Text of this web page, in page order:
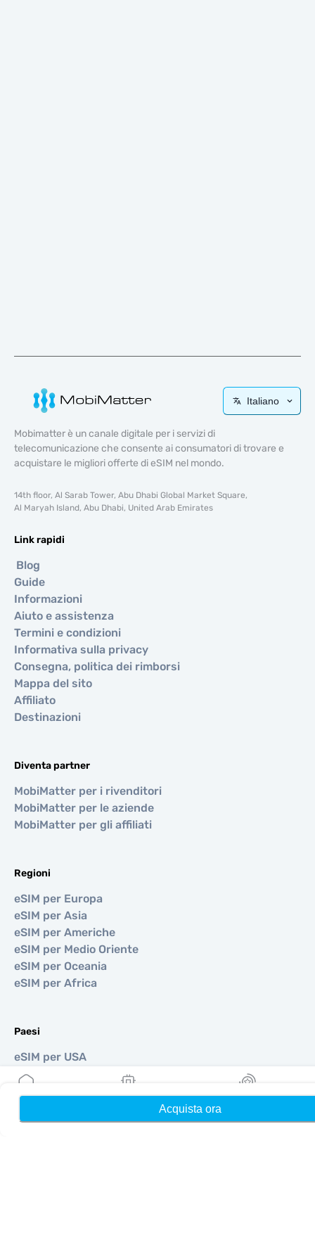
Acquista ora
Italiano
Mobimatter è un canale digitale per i servizi di
telecomunicazione che consente ai consumatori di trovare e
acquistare le migliori offerte di eSIM nel mondo.
14th floor, Al Sarab Tower, Abu Dhabi Global Market Square,
Al Maryah Island, Abu Dhabi, United Arab Emirates
Link rapidi
Blog
Guide
Informazioni
Aiuto e assistenza
Termini e condizioni
Informativa sulla privacy
Consegna, politica dei rimborsi
Mappa del sito
Affiliato
Destinazioni
Diventa partner
MobiMatter per i rivenditori
MobiMatter per le aziende
MobiMatter per gli affiliati
Regioni
eSIM per Europa
eSIM per Asia
eSIM per Americhe
eSIM per Medio Oriente
eSIM per Oceania
eSIM per Africa
Paesi
eSIM per USA
eSIM per Giappone
eSIM per Italia
Le mie eSIM Ricompense